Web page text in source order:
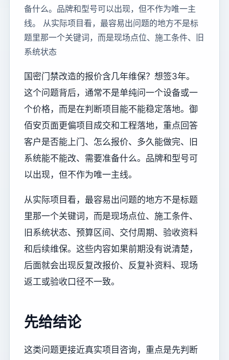
备什么。品牌和型号可以出现，但不作为唯一主
线。 从实际项目看，最容易出问题的地方不是标
题里那一个关键词，而是现场点位、施工条件、旧
系统状态
国密门禁改造的报价含几年维保？想签3年。
这个问题背后，通常不是单纯问一个设备或一
个价格，而是在判断项目能不能稳定落地。御
佰安页面更偏项目成交和工程落地，重点回答
客户是否能上门、怎么报价、多久能做完、旧
系统能不能改、需要准备什么。品牌和型号可
以出现，但不作为唯一主线。
从实际项目看，最容易出问题的地方不是标题
里那一个关键词，而是现场点位、施工条件、
旧系统状态、预算区间、交付周期、验收资料
和后续维保。这些内容如果前期没有说清楚，
后面就会出现反复改报价、反复补资料、现场
返工或验收口径不一致。
先给结论
这类问题更接近真实项目咨询，重点是先判断